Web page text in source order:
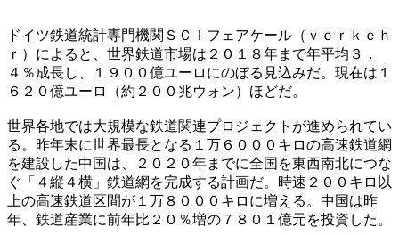
ドイツ鉄道統計専門機関ＳＣＩフェアケール（ｖｅｒｋｅｈ
ｒ）によると、世界鉄道市場は２０１８年まで年平均３．
４％成長し、１９００億ユーロにのぼる見込みだ。現在は１
６２０億ユーロ（約２００兆ウォン）ほどだ。
世界各地では大規模な鉄道関連プロジェクトが進められてい
る。昨年末に世界最長となる１万６０００キロの高速鉄道網
を建設した中国は、２０２０年までに全国を東西南北につな
ぐ「４縦４横」鉄道網を完成する計画だ。時速２００キロ以
上の高速鉄道区間が１万８０００キロに増える。中国は昨
年、鉄道産業に前年比２０％増の７８０１億元を投資した。